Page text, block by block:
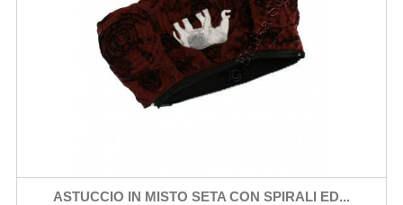
ASTUCCIO IN MISTO SETA CON SPIRALI ED...